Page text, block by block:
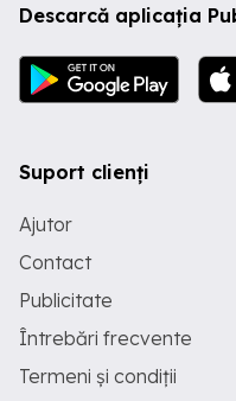
Descarcă aplicația
Suport clienți
Ajutor
Contact
Publicitate
Întrebări frecvente
Termeni și condiții